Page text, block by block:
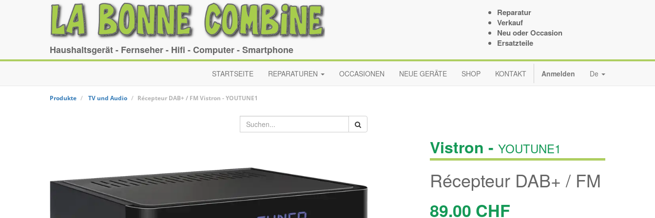
Haushaltsgerät - Fernseher - Hifi - Computer - Smartphone
Reparatur
Verkauf
Neu oder Occasion
Ersatzteile
STARTSEITE REPARATUREN OCCASIONEN NEUE GERÄTE SHOP KONTAKT Anmelden De
Produkte TV und Audio Récepteur DAB+ / FM Vistron -YOUTUNE1
Vistron - YOUTUNE1
Récepteur DAB+ / FM
89.00 CHF